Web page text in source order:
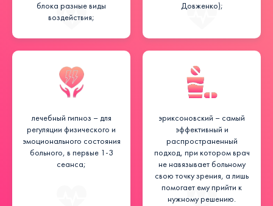
блока разные виды
воздействия;
Довженко);
лечебный гипноз – для
регуляции физического и
эмоционального состояния
больного, в первые 1-3
сеанса;
эриксоновский – самый
эффективный и
распространенный
подход, при котором врач
не навязывает больному
свою точку зрения, а лишь
помогает ему прийти к
нужному решению.